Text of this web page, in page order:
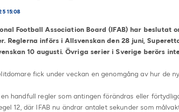
15:08
Football Association Board (IFAB) har beslutat
Reglerna införs i Allsvenskan den 28 juni,
10 augusti. Övriga serier i Sverige berörs
fick under veckan en genomgång av hur de
handfull regler som antingen förändras eller
12, där IFAB nu ändrar antalet sekunder som